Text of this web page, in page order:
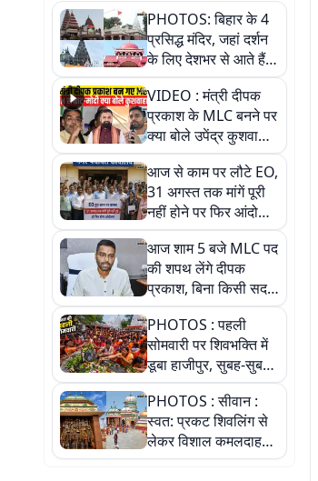
PHOTOS: बिहार के 4
प्रसिद्ध मंदिर, जहां दर्शन
के लिए देशभर से आते हैं
श्रद्धालु, जानिए इनकी
खासियत
VIDEO : मंत्री दीपक
प्रकाश के MLC बनने पर
क्या बोले उपेंद्र कुशवाहा,
सुनिए
आज से काम पर लौटे EO,
31 अगस्त तक मांगें पूरी
नहीं होने पर फिर आंदोलन
की चेतावनी
आज शाम 5 बजे MLC पद
की शपथ लेंगे दीपक
प्रकाश, बिना किसी सदन
के सदस्य बने 8 महीने तक
रहे मंत्री
PHOTOS : पहली
सोमवारी पर शिवभक्ति में
डूबा हाजीपुर, सुबह-सुबह
बाबा हरिहरनाथ मंदिर
पहुंचे तेजस्वी, 10 तस्वीरों
में देखें नजारा
PHOTOS : सीवान :
स्वत: प्रकट शिवलिंग से
लेकर विशाल कमलदाह
सरोवर तक, 10 तस्वीरों में